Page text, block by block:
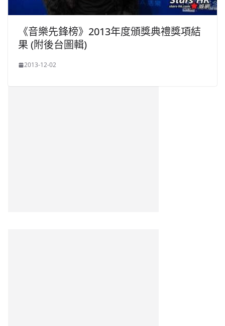
《音樂先鋒榜》2013年度頒獎典禮獎項結
果 (附後台圖輯)
2013-12-02